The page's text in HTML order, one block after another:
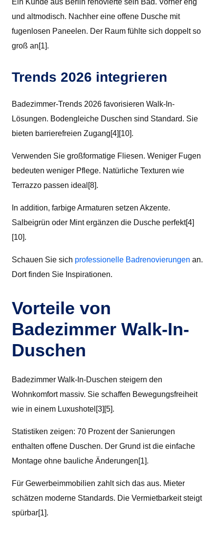
und altmodisch. Nachher eine offene Dusche mit
fugenlosen Paneelen. Der Raum fühlte sich doppelt so
groß an[1].
Trends 2026 integrieren
Badezimmer-Trends 2026 favorisieren Walk-In-
Lösungen. Bodengleiche Duschen sind Standard. Sie
bieten barrierefreien Zugang[4][10].
Verwenden Sie großformatige Fliesen. Weniger Fugen
bedeuten weniger Pflege. Natürliche Texturen wie
Terrazzo passen ideal[8].
In addition, farbige Armaturen setzen Akzente.
Salbeigrün oder Mint ergänzen die Dusche perfekt[4]
[10].
Schauen Sie sich professionelle Badrenovierungen an.
Dort finden Sie Inspirationen.
Vorteile von
Badezimmer Walk-In-
Duschen
Badezimmer Walk-In-Duschen steigern den
Wohnkomfort massiv. Sie schaffen Bewegungsfreiheit
wie in einem Luxushotel[3][5].
Statistiken zeigen: 70 Prozent der Sanierungen
enthalten offene Duschen. Der Grund ist die einfache
Montage ohne bauliche Änderungen[1].
Für Gewerbeimmobilien zahlt sich das aus. Mieter
schätzen moderne Standards. Die Vermietbarkeit steigt
spürbar[1].